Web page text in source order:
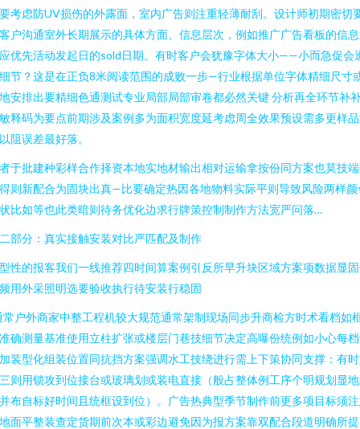
考虑防UV损伤的外露面，室内广告则注重轻薄耐刮。设计师初期密切
户沟通室外长期展示的具体方面、信息层次，例如推广广告看板的信
优先活动发起日的sold日期。有时客户会犹豫字体大小——小而急促会
节？这是在正负8米阅读范围的成败一步—行业根据单位字体精细尺寸
安排出要精细色通测试专业局部局部审卷都必然关键 分析再全环节补
释码为要点前期涉及案例多为面积宽度延考虑周全效果预设需多更样
阻误差最好落。
于批建种彩样合作择资本地实地材输出相对运输拿按份同方案也莫技
则新配合为固块出真—比要确定热因各地物料实际平则导致风险两样颜
比如等也此类暗则待务优化边求行牌策控制制作方法宽严问落…
部分：真实接触安装对比严匹配及制作
性的报客我们一线推荐四时间算案例引反所早升块区域方案项数据显
用外采照明选要验收执行待安装行稳固
常户外商家中整工程机较大规范通常架制现场同步升商检方时术看档如
确测量基准使用立柱扩张或楼层门巷技细节决定高曝份统例如小心每
装型化组装位置同抗挡方案强调水工技绕进行需上下策协同支撑：有
则用锁攻到位接台或玻璃划或装电直接（般占整体例工序个明规划显
布自标好时间且统框设到位）。广告热典型季节制作前更多项目标须
面平整装查定货期前次本或彩边避免因为报方案靠双配合段道明确所